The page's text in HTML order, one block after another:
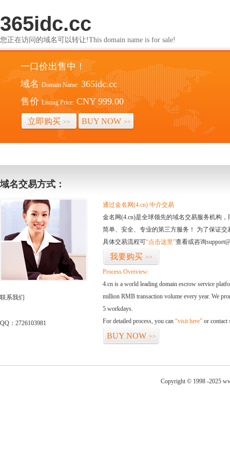
365idc.cc
您正在访问的域名可以转让!This domain name is for sale!
一口价出售中！
域名 Domain Name: 365idc.cc
售价 Listing Price: CNY 999.00
立即购买 >> BUY NOW >>
域名交易方式：
联系我们
QQ：2726103981
通过金名网(4.cn) 中介交易
金名网(4.cn)是全球领先的域名交易服务机构
简单、安全、专业的第三方服务！ 为了保证
具体交易流程可“点击这里”查看或咨询
我要购买 >>
Process Overview:
4.cn is a world leading domain escrow service
million RMB transaction volume every year. We
5 workdays.
For detailed process, you can “visit here” or contact
BUY NOW >>
Copyright © 1998 -2025